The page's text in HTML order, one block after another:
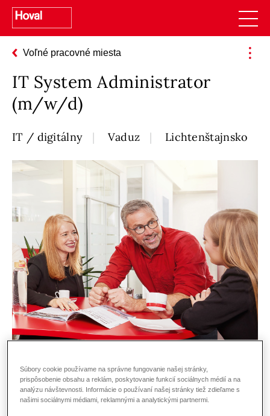
Voľné pracovné miesta
IT System Administrator
(m/w/d)
IT / digitálny Vaduz Lichtenštajnsko
Gestalte mit uns die Zukunft unserer IT!
Súbory cookie používame na správne fungovanie našej stránky,
prispôsobenie obsahu a reklám, poskytovanie funkcií sociálnych médií a na
analýzu návštevnosti. Informácie o používaní našej stránky tiež zdieľame s
našimi sociálnymi médiami, reklamnými a analytickými partnermi.